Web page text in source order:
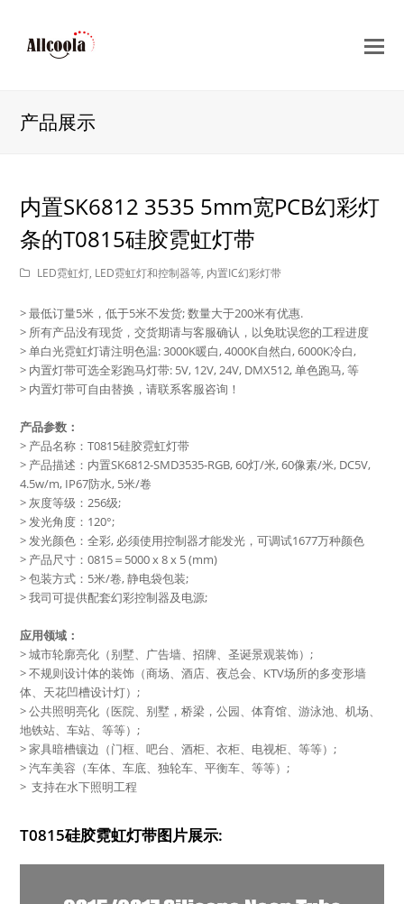
产品展示
内置SK6812 3535 5mm宽PCB幻彩灯
条的T0815硅胶霓虹灯带
LED霓虹灯, LED霓虹灯和控制器等, 内置IC幻彩灯带
> 最低订量5米，低于5米不发货; 数量大于200米有优惠.
> 所有产品没有现货，交货期请与客服确认，以免耽误您的工程进度
> 单白光霓虹灯请注明色温: 3000K暖白, 4000K自然白, 6000K冷白,
> 内置灯带可选全彩跑马灯带: 5V, 12V, 24V, DMX512, 单色跑马, 等
> 内置灯带可自由替换，请联系客服咨询！
产品参数：
> 产品名称：T0815硅胶霓虹灯带
> 产品描述：内置SK6812-SMD3535-RGB, 60灯/米, 60像素/米, DC5V,
4.5w/m, IP67防水, 5米/卷
> 灰度等级：256级;
> 发光角度：120°;
> 发光颜色：全彩, 必须使用控制器才能发光，可调试1677万种颜色
> 产品尺寸：0815＝5000 x 8 x 5 (mm)
> 包装方式：5米/卷, 静电袋包装;
> 我司可提供配套幻彩控制器及电源;
应用领域：
> 城市轮廓亮化（别墅、广告墙、招牌、圣诞景观装饰）;
> 不规则设计体的装饰（商场、酒店、夜总会、KTV场所的多变形墙
体、天花凹槽设计灯）;
> 公共照明亮化（医院、别墅，桥梁，公园、体育馆、游泳池、机场、
地铁站、车站、等等）;
> 家具暗槽镶边（门框、吧台、酒柜、衣柜、电视柜、等等）;
> 汽车美容（车体、车底、独轮车、平衡车、等等）;
> 支持在水下照明工程
T0815硅胶霓虹灯带图片展示: